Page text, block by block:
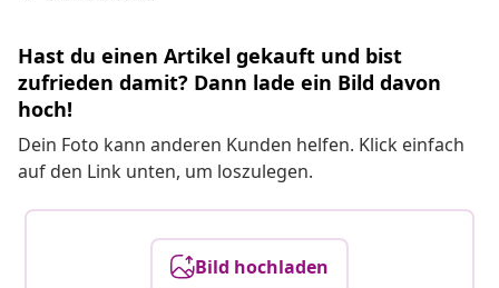
Hast du einen Artikel gekauft und bist
zufrieden damit? Dann lade ein Bild davon
hoch!
Dein Foto kann anderen Kunden helfen. Klick einfach
auf den Link unten, um loszulegen.
Bild hochladen